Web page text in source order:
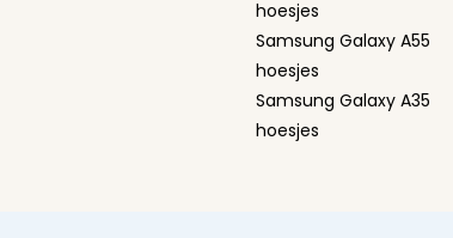
hoesjes
Samsung Galaxy A55
hoesjes
Samsung Galaxy A35
hoesjes